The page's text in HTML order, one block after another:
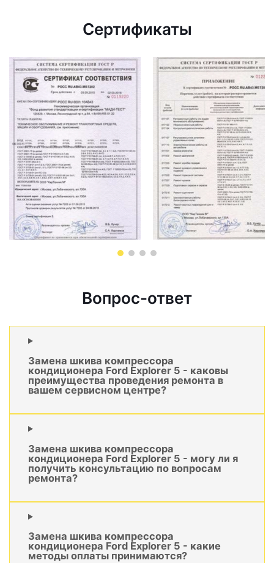
Сертификаты
Вопрос-ответ
Замена шкива компрессора
кондиционера Ford Explorer 5 - каковы
преимущества проведения ремонта в
вашем сервисном центре?
Замена шкива компрессора
кондиционера Ford Explorer 5 - могу ли я
получить консультацию по вопросам
ремонта?
Замена шкива компрессора
кондиционера Ford Explorer 5 - какие
методы оплаты принимаются?